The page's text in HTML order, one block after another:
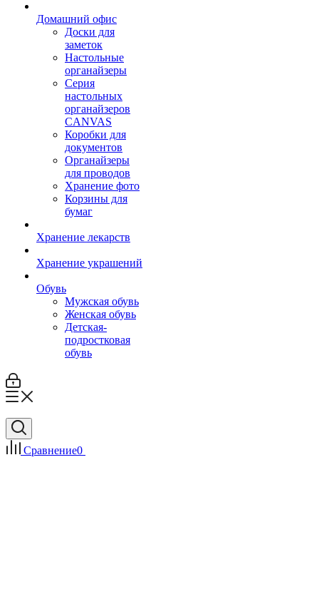
Домашний офис
Доски для
заметок
Настольные
органайзеры
Серия
настольных
органайзеров
CANVAS
Коробки для
документов
Органайзеры
для проводов
Хранение фото
Корзины для
бумаг
Хранение лекарств
Хранение украшений
Обувь
Мужская обувь
Женская обувь
Детская-
подростковая
обувь
Сравнение0